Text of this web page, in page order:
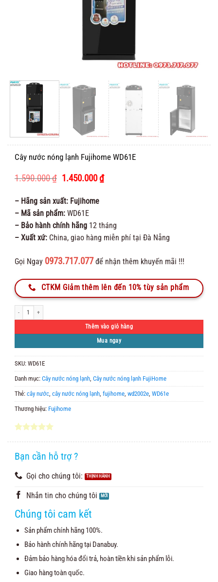
Cây nước nóng lạnh Fujihome WD61E
1.590.000₫ Giá
là:
1.590.000 ₫.
1.450.000₫Giá
– Hãng sản xuất: Fujihome
– Mã sản phẩm: WD61E
– Bảo hành chính hãng 12 tháng
– Xuất xứ: China, giao hàng miễn phí tại Đà Nẵng
Gọi Ngay 0973.717.077 để nhận thêm khuyến mãi !!!
CTKM Giảm thêm lên đến 10% tùy sản phẩm
Cây nước nóng lạnh Fujihome WD61E số lượng
Thêm vào giỏ hàng
Mua ngay
SKU: WD61E
Danh mục: Cây nước nóng lạnh, Cây nước nóng lạnh FujiHome
Thẻ: cây nước, cây nước nóng lạnh, fujihome, wd2002e, WD61e
Thương hiệu: Fujihome
đánh giá
Bạn cần hỗ trợ ?
Gọi cho chúng tôi:
Nhắn tin cho chúng tôi
Chúng tôi cam kết
Sản phẩm chính hãng 100%.
Bảo hành chính hãng tại Danabuy.
Đảm bảo hàng hóa đổi trả, hoàn tiền khi sản phẩm lỗi.
Giao hàng toàn quốc.